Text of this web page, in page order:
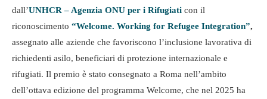
dall’UNHCR – Agenzia ONU per i Rifugiati con il
riconoscimento “Welcome. Working for Refugee Integration”,
assegnato alle aziende che favoriscono l’inclusione lavorativa di
richiedenti asilo, beneficiari di protezione internazionale e
rifugiati. Il premio è stato consegnato a Roma nell’ambito
dell’ottava edizione del programma Welcome, che nel 2025 ha